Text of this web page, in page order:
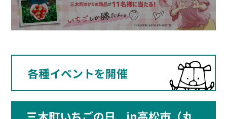
各種イベントを開催